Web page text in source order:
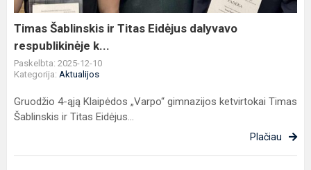
respublikinėje
k...
Timas Šablinskis ir Titas Eidėjus dalyvavo
respublikinėje k...
Paskelbta: 2025-12-10
Kategorija: Aktualijos
Gruodžio 4-ąją Klaipėdos „Varpo“ gimnazijos ketvirtokai Timas
Šablinskis ir Titas Eidėjus...
Plačiau